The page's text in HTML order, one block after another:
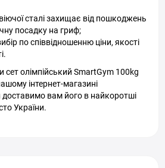
сталі захищає від пошкоджень
посадку на гриф;
по співвідношенню ціни, якості
олімпійський SmartGym 100kg
інтернет-магазині
вам його в найкоротші
України.